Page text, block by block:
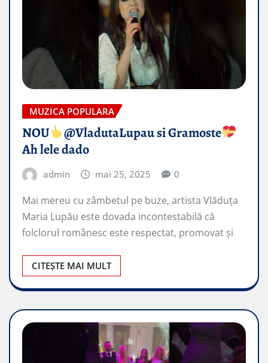
MUZICA POPULARA
NOU
@VladutaLupau si Gramoste
Ah lele dado
admin mai 25, 2025 0
Mai mereu cu zâmbetul pe buze, artista Vlăduța
Maria Lupău este dovada incontestabilă că
folclorul românesc este respectat, promovat şi
CITEȘTE MAI MULT